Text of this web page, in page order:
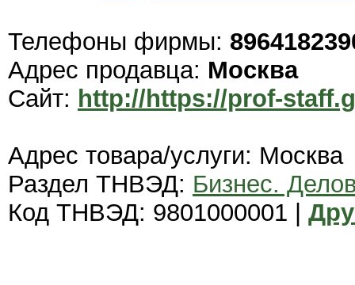
Телефоны фирмы:
Адрес продавца: Москва
Сайт: http://https://prof-
Адрес товара/услуги: Москва
Раздел ТНВЭД: Бизнес.
Код ТНВЭД: 9801000001 |